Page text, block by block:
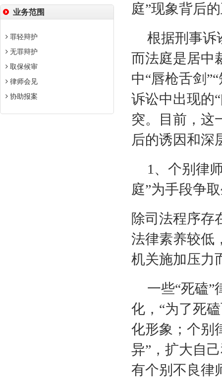
业务范围
罪轻辩护
无罪辩护
取保候审
律师会见
协助报案
庭”现象背后
根据刑事诉
而法庭是居中
中“唇枪舌剑
诉讼中出现的
突。目前，这
后的诱因和深
1 、个别律
庭”为手段争
除司法程序存
法律素养较低
机关施加压力
一些“死磕”
化，“为了死
化形象；个别
异”，扩大自
有个别不良律